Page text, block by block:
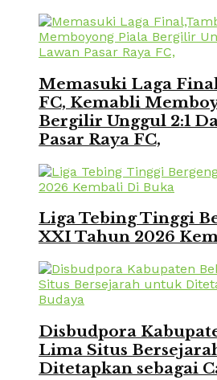
Memasuki Laga
FC, Kemabli
Bergilir Unggul 2:1
Pasar Raya FC,
Liga Tebing Tinggi
XXI Tahun 2026
Disbudpora
Lima Situs
Ditetapkan sebagai